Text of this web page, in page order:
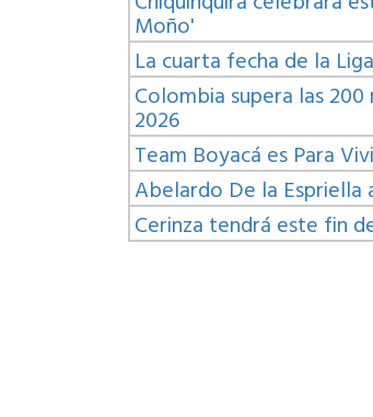
Moño'
La cuarta fecha de la
Colombia supera las
2026
Team Boyacá es Para
Abelardo De la Espriella
Cerinza tendrá este fin